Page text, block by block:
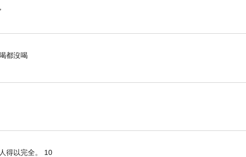
都沒喝
得以完全。 10